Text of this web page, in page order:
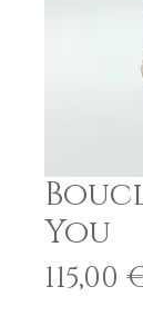
You
115,00